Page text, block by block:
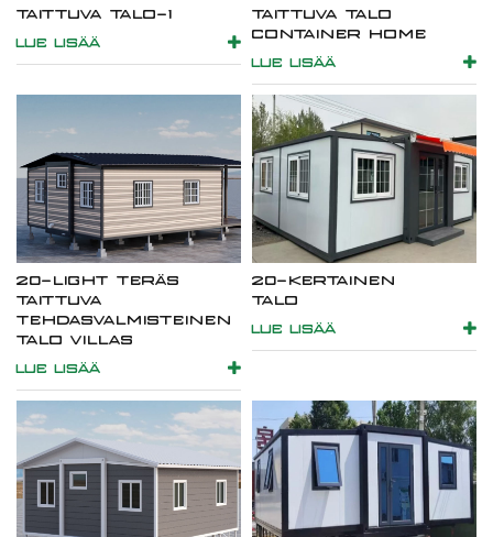
TAITTUVA TALO-1
LUE LISÄÄ
TAITTUVA TALO
CONTAINER HOME
LUE LISÄÄ
20-LIGHT TERÄS
TAITTUVA
TEHDASVALMISTEINEN
TALO VILLAS
LUE LISÄÄ
20-KERTAINEN
TALO
LUE LISÄÄ